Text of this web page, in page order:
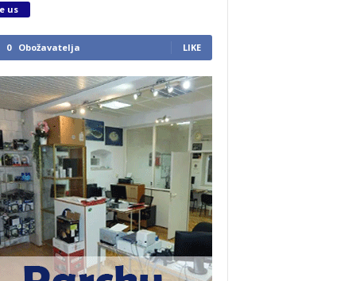
us
0 Obožavatelja LIKE